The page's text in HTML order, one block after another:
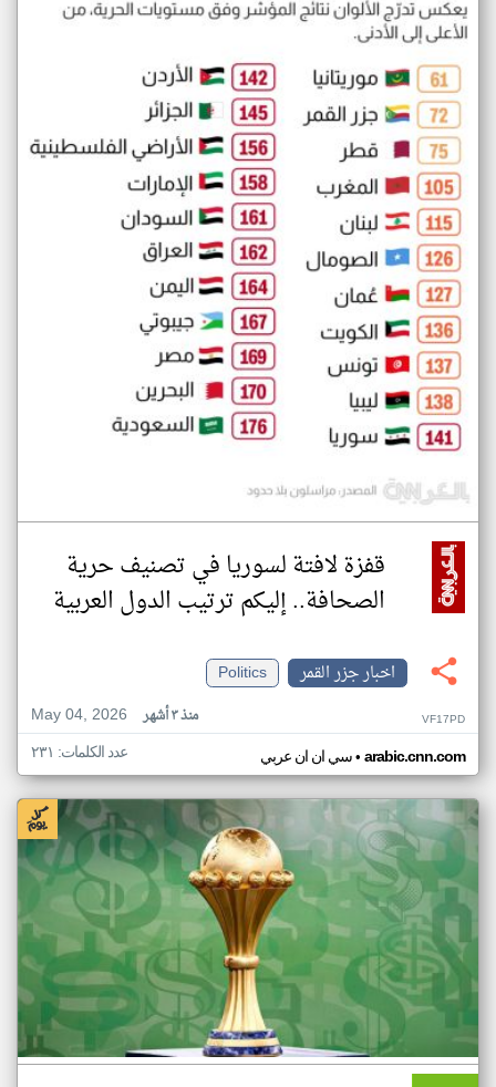
قفزة لافتة لسوريا في تصنيف حرية
الصحافة.. إليكم ترتيب الدول العربية
اخبار جزر القمر
Politics
May 04, 2026
منذ ٣ أشهر VF17PD
سي ان ان عربي• arabic.cnn.com عدد الكلمات: ٢٣١